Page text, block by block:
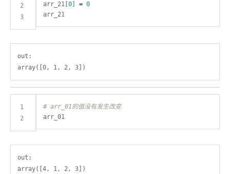
2
3
arr_21[ 0] = 0
arr_21
out:
1
2
# arr_01的值没有发生改变
arr_01
out: